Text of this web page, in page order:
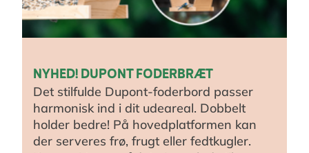
NYHED! DUPONT FODERBRÆT
Det stilfulde Dupont-foderbord passer
harmonisk ind i dit udeareal. Dobbelt
holder bedre! På hovedplatformen kan
der serveres frø, frugt eller fedtkugler.